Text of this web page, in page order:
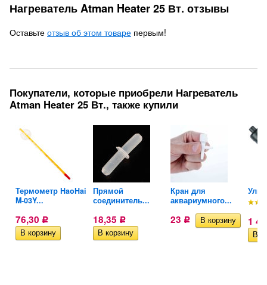
Нагреватель Atman Heater 25 Вт. отзывы
Оставьте отзыв об этом товаре первым!
Покупатели, которые приобрели Нагреватель
Atman Heater 25 Вт., также купили
Термометр HaoHai
M-03Y...
76,30 Р
Прямой
соединитель...
18,35 Р
Кран для
аквариумного...
23 Р 1